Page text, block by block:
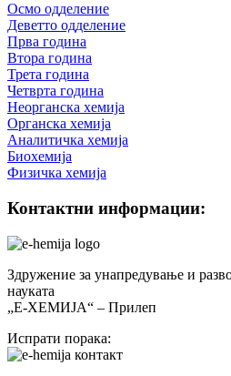
Осмо одделение
Деветто одделение
Прва година
Втора година
Трета година
Четврта година
Неорганска хемија
Органска хемија
Аналитичка хемија
Биохемија
Физичка хемија
Контактни информации:
Здружение за унапредување и
науката
„Е-ХЕМИЈА“ – Прилеп
Испрати порака: